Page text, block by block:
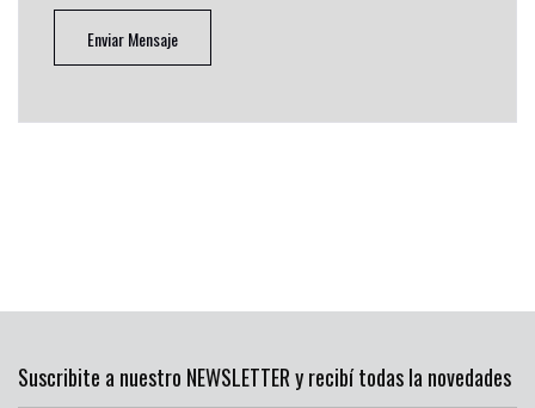
Enviar Mensaje
Suscribite a nuestro NEWSLETTER y recibí todas la novedades